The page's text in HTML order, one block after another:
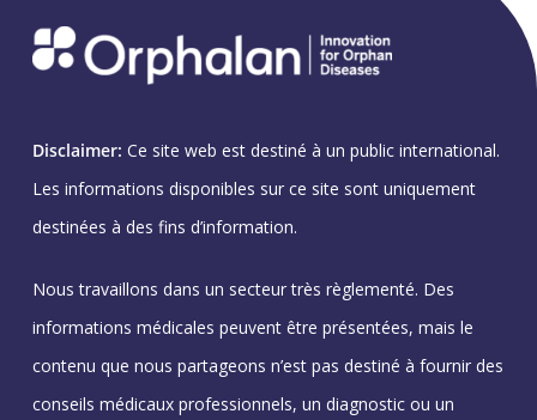
Disclaimer: Ce site web est destiné à un public international.
Les informations disponibles sur ce site sont uniquement
destinées à des fins d’information.
Nous travaillons dans un secteur très règlementé. Des
informations médicales peuvent être présentées, mais le
contenu que nous partageons n’est pas destiné à fournir des
conseils médicaux professionnels, un diagnostic ou un